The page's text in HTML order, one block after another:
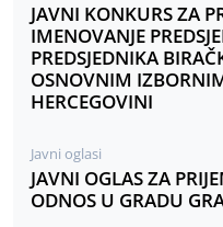
JAVNI KONKURS ZA
IMENOVANJE
PREDSJEDNIKA
OSNOVNIM
HERCEGOVINI
Javni oglasi
JAVNI OGLAS ZA
ODNOS U GRADU